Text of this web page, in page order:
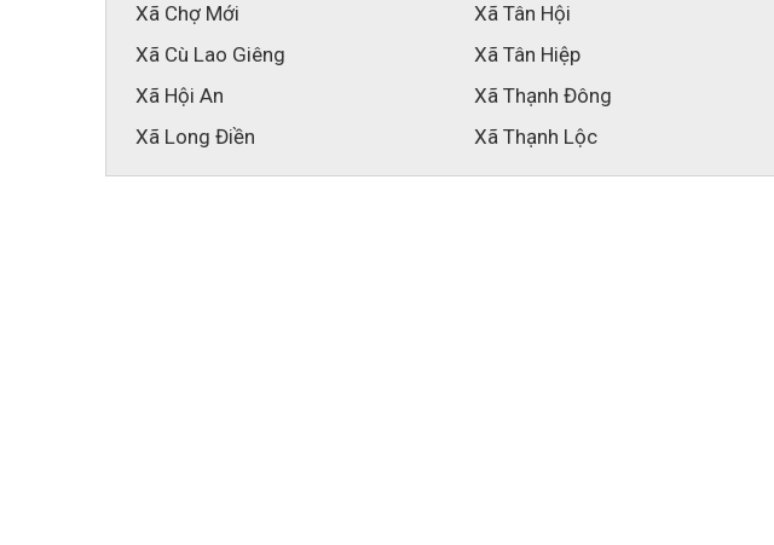
Xã Chợ Mới
Xã Cù Lao Giêng
Xã Hội An
Xã Long Điền
Xã Tân Hội
Xã Tân Hiệp
Xã Thạnh Đông
Xã Thạnh Lộc